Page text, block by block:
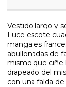
Vestido largo y
Luce escote
manga es
abullonadas de
mismo que ciñe
drapeado del
con una falda